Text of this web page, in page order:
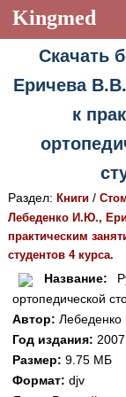
Kingmed
Учебный
Видеогалерея
Лекции и
Научно-
Статьи
Новости
Восстановить пароль
Регистрация
Скачать
Еричева
к
Раздел: Книги/
Лебеденко И.Ю.,
практическим
студентов 4 курса.
Название:
ортопедической
Автор:
Год издания: 2007
Размер: 9.75 МБ
Формат: djv